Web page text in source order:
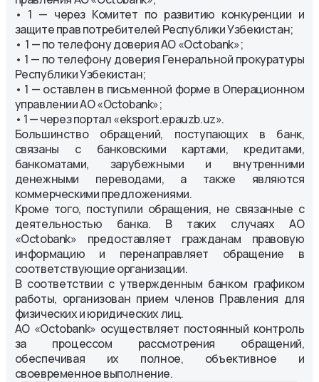
• 1 — через Комитет по развитию конкуренции и
защите прав потребителей Республики Узбекистан;
• 1 — по телефону доверия АО «Octobank»;
• 1 — по телефону доверия Генеральной прокуратуры
Республики Узбекистан;
• 1 — оставлен в письменной форме в Операционном
управлении АО «Octobank»;
• 1 — через портал «eksport.epauzb.uz».
Большинство обращений, поступающих в банк,
связаны с банковскими картами, кредитами,
банкоматами, зарубежными и внутренними
денежными переводами, а также являются
коммерческими предложениями.
Кроме того, поступили обращения, не связанные с
деятельностью банка. В таких случаях АО
«Octobank» предоставляет гражданам правовую
информацию и перенаправляет обращение в
соответствующие организации.
В соответствии с утвержденным банком графиком
работы, организован прием членов Правления для
физических и юридических лиц.
АО «Octobank» осуществляет постоянный контроль
за процессом рассмотрения обращений,
обеспечивая их полное, объективное и
своевременное выполнение.